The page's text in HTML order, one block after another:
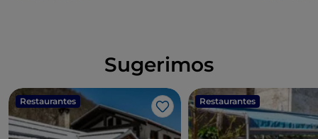
Sugerimos
Restaurantes
Me gusta
Restaurantes